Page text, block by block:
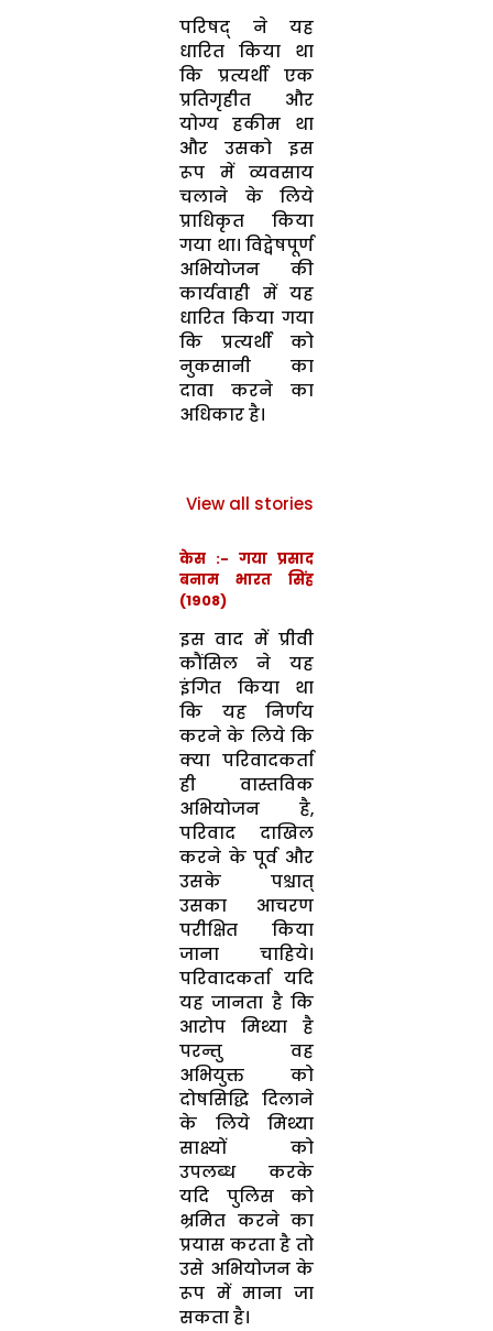
परिषद् ने यह
धारित किया था
कि प्रत्यर्थी एक
प्रतिगृहीत और
योग्य हकीम था
और उसको इस
रूप में व्यवसाय
चलाने के लिये
प्राधिकृत किया
गया था। विद्वेषपूर्ण
अभियोजन की
कार्यवाही में यह
धारित किया गया
कि प्रत्यर्थी को
नुकसानी का
दावा करने का
अधिकार है।
View all stories
संहिता चर्चा में
केस :- गया प्रसाद
बनाम भारत सिंह
(1908)
इस वाद में प्रीवी
कौंसिल ने यह
इंगित किया था
कि यह निर्णय
करने के लिये कि
क्या परिवादकर्ता
ही वास्तविक
अभियोजन है,
परिवाद दाखिल
करने के पूर्व और
उसके पश्चात्
उसका आचरण
परीक्षित किया
जाना चाहिये।
परिवादकर्ता यदि
यह जानता है कि
आरोप मिथ्या है
परन्तु वह
अभियुक्त को
दोषसिद्धि दिलाने
के लिये मिथ्या
साक्ष्यों को
उपलब्ध करके
यदि पुलिस को
भ्रमित करने का
प्रयास करता है तो
उसे अभियोजन के
रूप में माना जा
सकता है।